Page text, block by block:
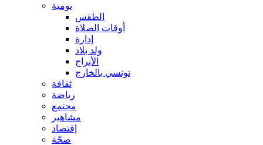
يومية
الطقس
أوقات الصلاة
إدارة
ولد بلاد
الأبراج
تونسي بالخارج
ثقافة
رياضة
مجتمع
مشاهير
إقتصاد
صحّة